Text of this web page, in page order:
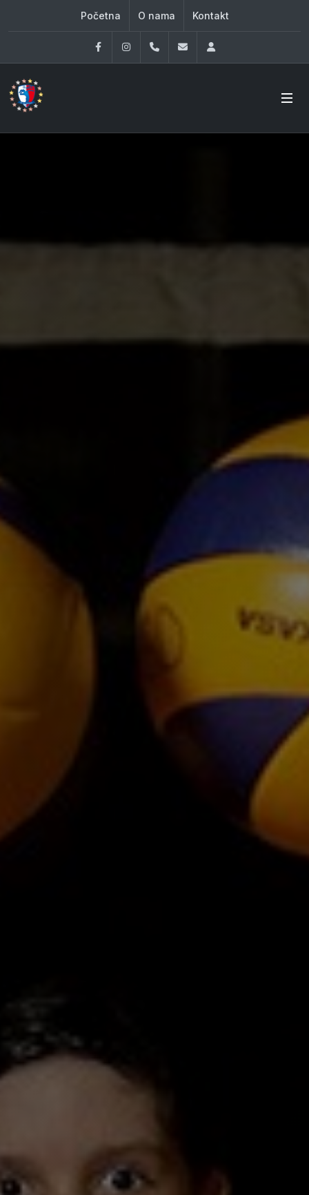
Početna O nama Kontakt
FacebookInstagram060 33 86 930